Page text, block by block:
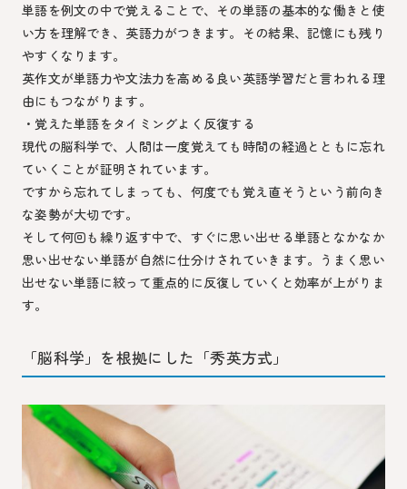
単語を例文の中で覚えることで、その単語の基本的な働きと使
い方を理解でき、英語力がつきます。その結果、記憶にも残り
やすくなります。
英作文が単語力や文法力を高める良い英語学習だと言われる理
由にもつながります。
・覚えた単語をタイミングよく反復する
現代の脳科学で、人間は一度覚えても時間の経過とともに忘れ
ていくことが証明されています。
ですから忘れてしまっても、何度でも覚え直そうという前向き
な姿勢が大切です。
そして何回も繰り返す中で、すぐに思い出せる単語となかなか
思い出せない単語が自然に仕分けされていきます。うまく思い
出せない単語に絞って重点的に反復していくと効率が上がりま
す。
「脳科学」を根拠にした「秀英方式」